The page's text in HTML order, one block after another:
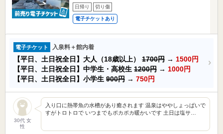
日帰り 切り傷
電子チケットあり
電子チケット 入泉料＋館内着
【平日、土日祝全日】大人（18歳以上） 1700円 → 1500円
【平日、土日祝全日】中学生・高校生 1200円 → 1000円
【平日、土日祝全日】小学生 900円 → 750円
30代 女
性
入り口に熱帯魚の水槽があり癒されます 温泉はややしょっぱいで
すがトロトロで いつまでもポカポカ暖かいです 土日は塩サ…